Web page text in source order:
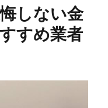
しない金
すめ業者